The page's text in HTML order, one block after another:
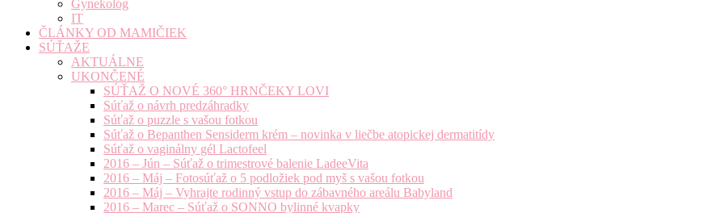
Gynekológ
IT
ČLÁNKY OD MAMIČIEK
SÚŤAŽE
AKTUÁLNE
UKONČENÉ
SÚŤAŽ O NOVÉ 360° HRNČEKY LOVI
Súťaž o návrh predzáhradky
Súťaž o puzzle s vašou fotkou
Súťaž o Bepanthen Sensiderm krém – novinka v liečbe atopickej dermatitídy
Súťaž o vaginálny gél Lactofeel
2016 – Jún – Súťaž o trimestrové balenie LadeeVita
2016 – Máj – Fotosúťaž o 5 podložiek pod myš s vašou fotkou
2016 – Máj – Vyhrajte rodinný vstup do zábavného areálu Babyland
2016 – Marec – Súťaž o SONNO bylinné kvapky